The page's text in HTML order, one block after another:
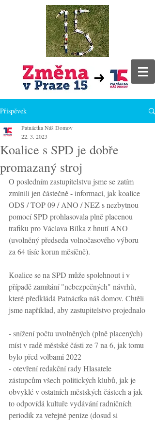
Příspěvek
Koalice s SPD je dobře
promazaný stroj
Patnáctka Náš Domov
22. 3. 2023
O posledním zastupitelstvu jsme se zatím
zmínili jen částečně - informací, jak koalice
ODS / TOP 09 / ANO / NEZ s nezbytnou
pomocí SPD prohlasovala plně placenou
trafiku pro Václava Bílka z hnutí ANO
(uvolněný předseda volnočasového výboru
za 64 tisíc korun měsíčně).
Koalice se na SPD může spolehnout i v
případě zamítání "nebezpečných" návrhů,
které předkládá Patnáctka náš domov. Chtěli
jsme například, aby zastupitelstvo projednalo
- snížení počtu uvolněných (plně placených)
míst v radě městské části ze 7 na 6, jak tomu
bylo před volbami 2022
- otevření redakční rady Hlasatele
zástupcům všech politických klubů, jak je
obvyklé v ostatních městských částech a jak
to odpovídá kultuře vydávání radničních
periodik za veřejné peníze (dosud si